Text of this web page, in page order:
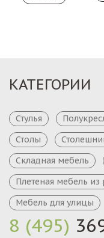
8 (495)
КАТЕГОРИИ
Стулья
Столы
Складная мебель
Плетеная мебель из
Мебель для улицы